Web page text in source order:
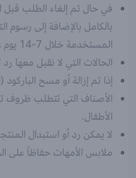
في حال تم إلغاء الطلب قبل
بالكامل بالإضافة إلى رسوم
المستخدمة خلال 7-14 يوم عمل.
الحالات التي لا نقبل معها رد
إذا تم إزالة أو مسح
الأصناف التي تتطلب ظروف
الأطفال.
لا يمكن رد أو استبدال
ملابس الأمهات حفاظاً على